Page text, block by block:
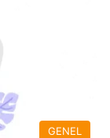
GENEL